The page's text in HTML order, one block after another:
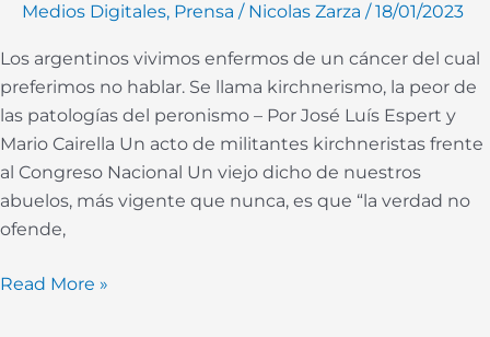
Medios Digitales, Prensa / Nicolas Zarza /18/01/2023
Los argentinos vivimos enfermos de un cáncer del cual
preferimos no hablar. Se llama kirchnerismo, la peor de
las patologías del peronismo – Por José Luís Espert y
Mario Cairella Un acto de militantes kirchneristas frente
al Congreso Nacional Un viejo dicho de nuestros
abuelos, más vigente que nunca, es que “la verdad no
ofende,
Read More »